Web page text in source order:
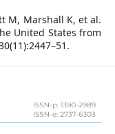
M, Marshall K, et al.
United States from